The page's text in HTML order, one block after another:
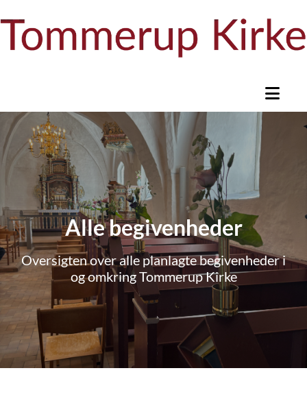
Alle begivenheder
Oversigten over alle planlagte begivenheder i
og omkring Tommerup Kirke